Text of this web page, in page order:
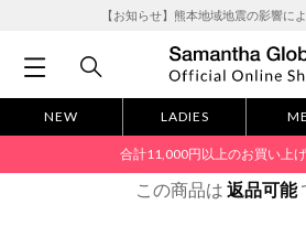
【お知らせ】熊本地域地震の影響に
NEW LADIES
合計11,000円以上のお買い上
この商品は 返品可能